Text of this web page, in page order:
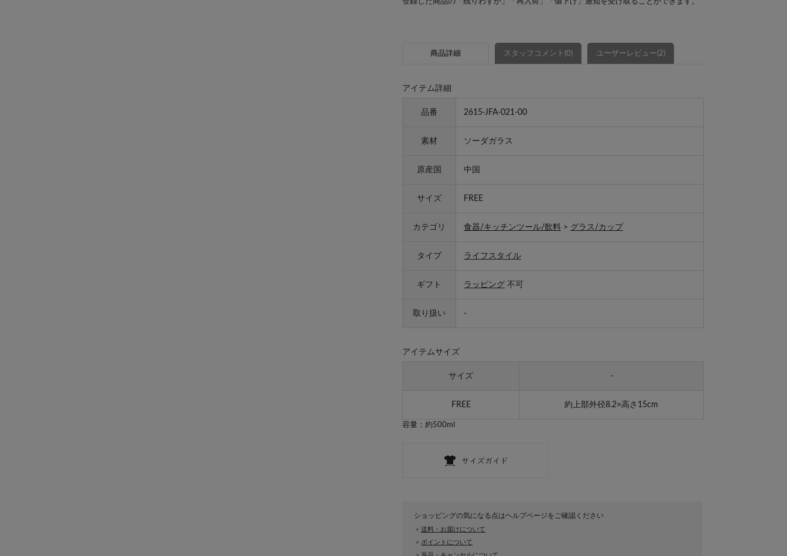
商品詳細 スタッフコメント(0) ユーザーレビュー(2)
アイテム詳細
品番 2615-JFA-021-00
素材 ソーダガラス
原産国 中国
サイズ FREE
カテゴリ 食器/キッチンツール/飲料 > グラス/カップ
タイプ ライフスタイル
ギフト ラッピング 不可
取り扱い -
アイテムサイズ
サイズ -
FREE 約上部外径8.2×高さ15cm
容量：約500ml
ショッピングの気になる点はヘルプページをご確認ください
> 送料・お届けについて
> ポイントについて